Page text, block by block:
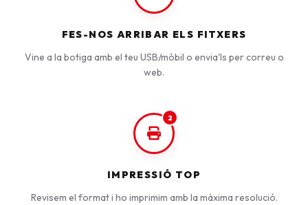
FES-NOS ARRIBAR ELS FITXERS
Vine a la botiga amb el teu USB/mòbil o envia'ls per correu o
web.
2
IMPRESSIÓ TOP
Revisem el format i ho imprimim amb la màxima resolució.